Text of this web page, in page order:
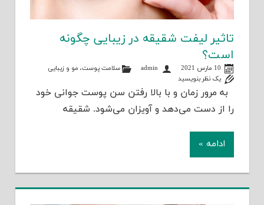
تاثیر لیفت شقیقه در زیبایی چگونه
است؟
10 مارس 2021 admin
سلامت پوست، مو و زیبایی
یک نظر بنویسید
به مرور زمان و با بالا رفتن سن پوست جوانی خود
را از دست می‌دهد و آویزان می‌شود. شقیقه
ادامه »